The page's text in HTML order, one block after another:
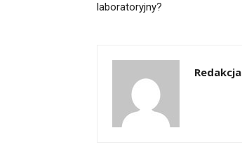
laboratoryjny?
Redakcja